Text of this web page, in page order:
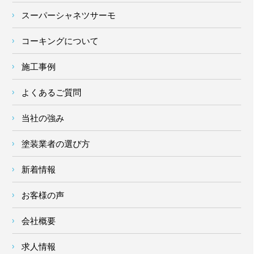
スーパーシャネツサーモ
コーキングについて
施工事例
よくあるご質問
当社の強み
塗装業者の選び方
新着情報
お客様の声
会社概要
求人情報